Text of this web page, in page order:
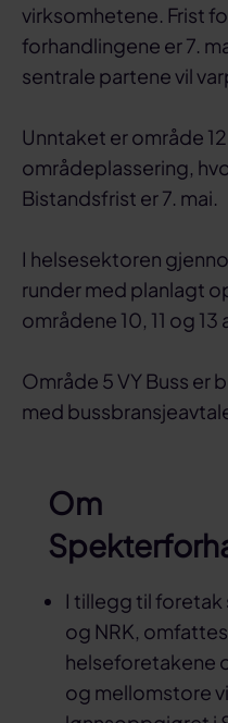
virksomhetene. Frist
forhandlingene er 7.
sentrale partene vil
Unntaket er område
områdeplassering,
Bistandsfrist er 7. mai.
I helsesektoren
runder med planlagt
områdene 10, 11 og
Område 5 VY Buss er
med
Om
I tillegg til foretak
og NRK,
helseforetakene
og mellomstore